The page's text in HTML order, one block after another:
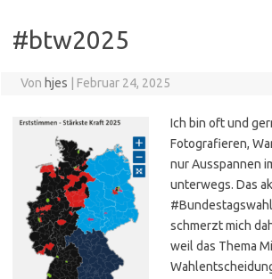
#btw2025
Von hjes Februar 24, 2025
Ich bin oft und
Fotografieren,
nur Ausspannen
unterwegs. Das
schmerzt mich
weil das Thema